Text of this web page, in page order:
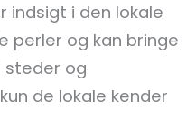
indsigt i den lokale
perler og kan bringe
og
de lokale kender